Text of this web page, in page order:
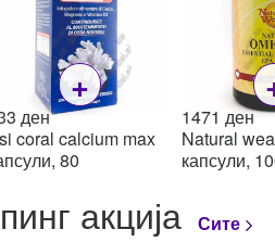
+
ден
coral calcium max
80
1471ден
Natural
капсули,
акција Сите